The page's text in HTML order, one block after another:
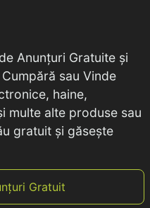
Anunțuri Gratuite și
sau Vinde
haine,
multe alte produse sau
gratuit și găsește
Gratuit